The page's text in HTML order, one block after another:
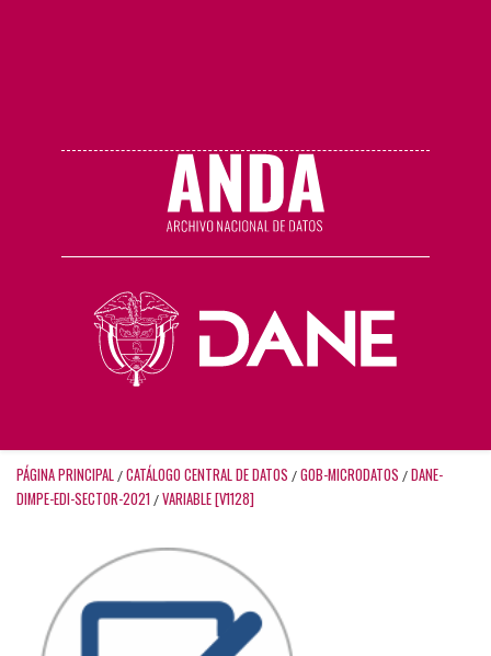
PÁGINA PRINCIPAL / CATÁLOGO CENTRAL DE DATOS / GOB-MICRODATOS / DANE-
DIMPE-EDI-SECTOR-2021 / VARIABLE [V1128]